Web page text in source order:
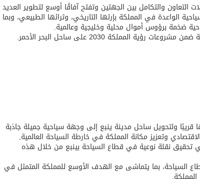
التعاون والتكامل بين الجهتين وتفتح آفاقًا أوسع لتطوير العديد
الواعدة في المملكة بإرثها التاريخي، وثرائها الطبيعي، وبما
ضخمة برؤوس أموال محلية وخليجية وعالمية.
2030 على ساحل البحر الأحمر.
تطوير المشاريع الـ4 ونتطلع لإطلاقها قريبًا ولتحويل ساحل مدينة ينبع إلى وجهة سياحية جميلة جاذبة
رؤية المملكة 2030 لتحقيق التنوع الاقتصادي وتعزيز مكانة المملكة في خارطة السياحة العالمية,
تحقيق نقلة نوعية في قطاع السياحة بينبع من خلال هذه
السياحة، بما يتماشى مع الهدف الأوسع للمملكة المتمثل في